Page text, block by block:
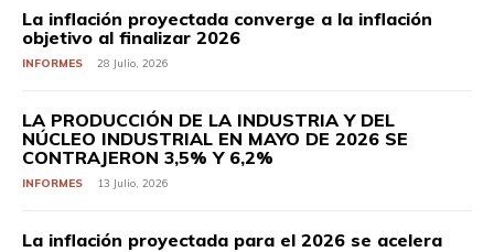
La inflación proyectada converge a la inflación
objetivo al finalizar 2026
INFORMES 28 Julio, 2026
LA PRODUCCIÓN DE LA INDUSTRIA Y DEL
NÚCLEO INDUSTRIAL EN MAYO DE 2026 SE
CONTRAJERON 3,5% Y 6,2%
INFORMES 13 Julio, 2026
La inflación proyectada para el 2026 se acelera